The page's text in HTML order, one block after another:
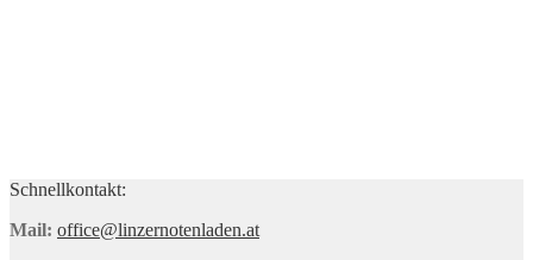
Schnellkontakt:
Mail: office@linzernotenladen.at